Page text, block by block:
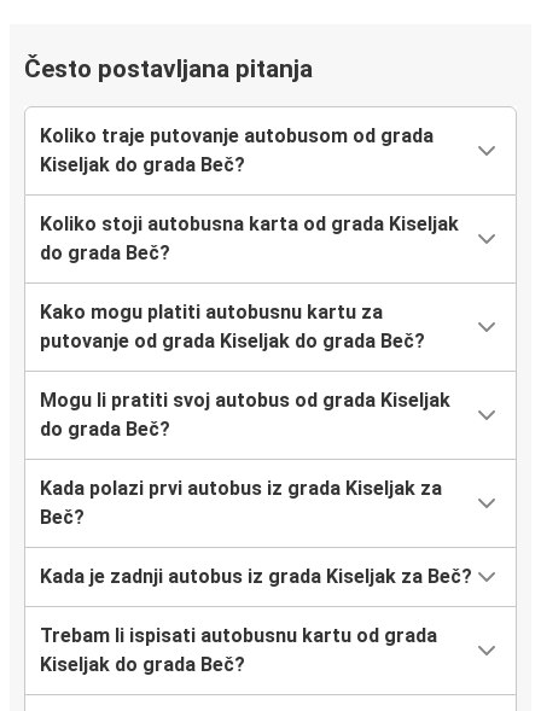
Često postavljana pitanja
Koliko traje putovanje autobusom od grada
Kiseljak do grada Beč?
Koliko stoji autobusna karta od grada Kiseljak
do grada Beč?
Kako mogu platiti autobusnu kartu za
putovanje od grada Kiseljak do grada Beč?
Mogu li pratiti svoj autobus od grada Kiseljak
do grada Beč?
Kada polazi prvi autobus iz grada Kiseljak za
Beč?
Kada je zadnji autobus iz grada Kiseljak za Beč?
Trebam li ispisati autobusnu kartu od grada
Kiseljak do grada Beč?